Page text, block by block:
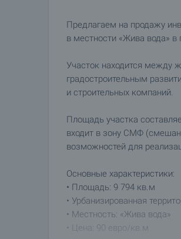
Предлагаем на продажу
в местности «Жива вода» в
Участок находится между
градостроительным
и строительных компаний.
Площадь участка
входит в зону СМФ
возможностей для
Основные характеристики:
• Площадь: 9 794 кв.м
• Урбанизированная
• Местность: «Жива вода»
• Цена: 90 евро/кв.м